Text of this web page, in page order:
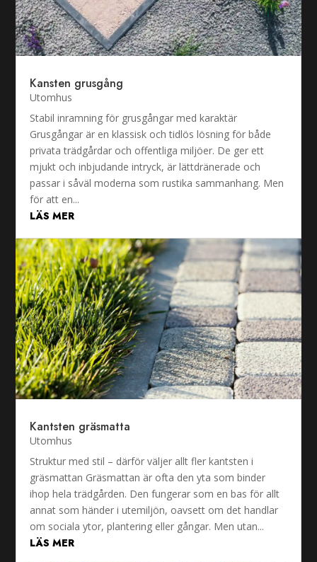
Kansten grusgång
Utomhus
Stabil inramning för grusgångar med karaktär
Grusgångar är en klassisk och tidlös lösning för både
privata trädgårdar och offentliga miljöer. De ger ett
mjukt och inbjudande intryck, är lättdränerade och
passar i såväl moderna som rustika sammanhang. Men
för att en...
LÄS MER
Kantsten gräsmatta
Utomhus
Struktur med stil – därför väljer allt fler kantsten i
gräsmattan Gräsmattan är ofta den yta som binder
ihop hela trädgården. Den fungerar som en bas för allt
annat som händer i utemiljön, oavsett om det handlar
om sociala ytor, plantering eller gångar. Men utan...
LÄS MER